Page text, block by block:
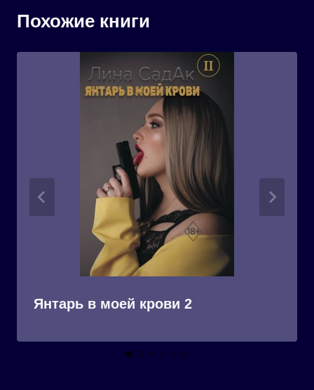
Похожие книги
Янтарь в моей крови 2